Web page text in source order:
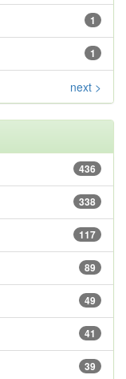
1
1
next >
436
338
117
89
49
41
39